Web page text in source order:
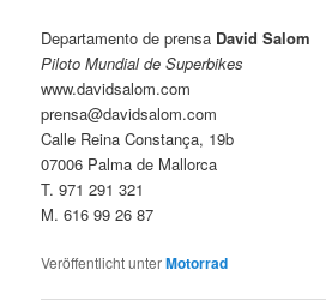
Departamento de prensa David Salom
Piloto Mundial de Superbikes
www.davidsalom.com
prensa@davidsalom.com
Calle Reina Constança, 19b
07006 Palma de Mallorca
T. 971 291 321
M. 616 99 26 87
Veröffentlicht unterMotorrad